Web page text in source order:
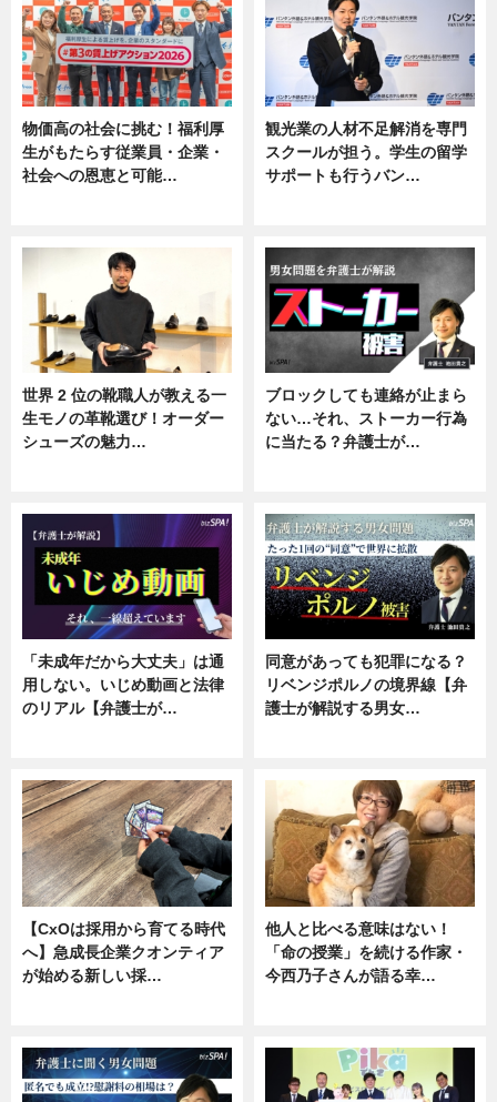
物価高の社会に挑む！福利厚
生がもたらす従業員・企業・
社会への恩恵と可能…
観光業の人材不足解消を専門
スクールが担う。学生の留学
サポートも行うバン…
世界 2 位の靴職人が教える一
生モノの革靴選び！オーダー
シューズの魅力…
ブロックしても連絡が止まら
ない…それ、ストーカー行為
に当たる？弁護士が…
「未成年だから大丈夫」は通
用しない。いじめ動画と法律
のリアル【弁護士が…
同意があっても犯罪になる？
リベンジポルノの境界線【弁
護士が解説する男女…
【CxOは採用から育てる時代
へ】急成長企業クオンティア
が始める新しい採…
他人と比べる意味はない！
「命の授業」を続ける作家・
今西乃子さんが語る幸…